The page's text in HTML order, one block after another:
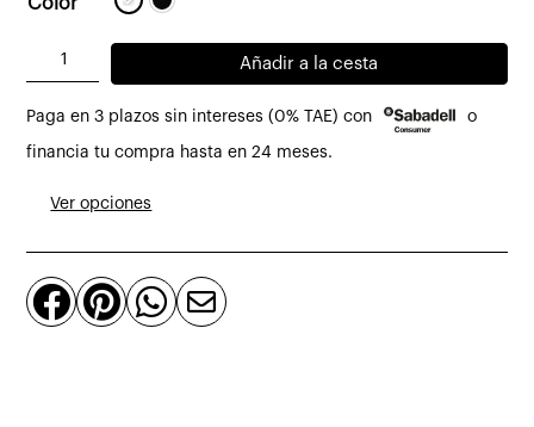
Color
Carrito
plegable
Gastone
blanco
o
negro
Añadir a la cesta
Paga en 3 plazos sin intereses (0% TAE) con o
financia tu compra hasta en 24 meses.
Ver opciones
   